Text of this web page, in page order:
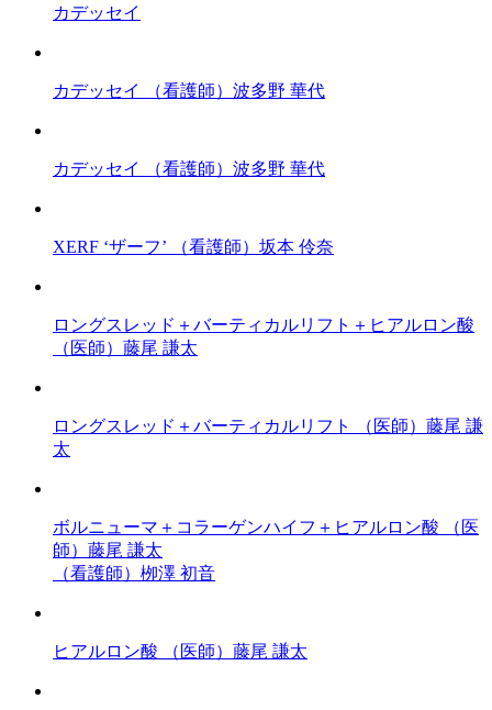
カデッセイ
カデッセイ （看護師）波多野 華代
カデッセイ （看護師）波多野 華代
XERF ‘ザーフ’ （看護師）坂本 伶奈
ロングスレッド＋バーティカルリフト＋ヒアルロン酸
（医師）藤尾 謙太
ロングスレッド＋バーティカルリフト
（医師）藤尾 謙
太
ボルニューマ＋コラーゲンハイフ＋ヒアルロン酸 （医
師）藤尾 謙太
（看護師）栁澤 初音
ヒアルロン酸 （医師）藤尾 謙太